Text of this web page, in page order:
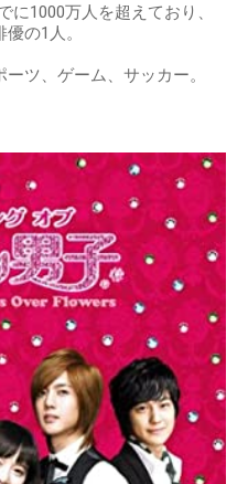
1000万人を超えており、
の1人。
ツ、ゲーム、サッカー。